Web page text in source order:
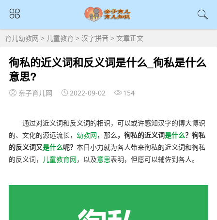
育儿幼教网 > 儿童教育 > 汉字拼音 > 文章正文
徇私的近义词和反义词是什么_徇私是什么
意思?
亲子育儿网 2022-09-02 154
通过对近义词和反义词的相识，可以或许感知汉字的博大博识
的、文化的源远流长， 幼教网，那么，徇私的近义词是什么？徇私
的反义词又是什么呢？ 本日小力就为各人带来徇私的近义词和徇私
的反义词， 儿童教育网，以及意思表明，但愿可以辅佐到各人。